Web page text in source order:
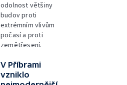
odolnost většiny
budov proti
extrémním vlivům
počasí a proti
zemětřesení.
V Příbrami
vzniklo